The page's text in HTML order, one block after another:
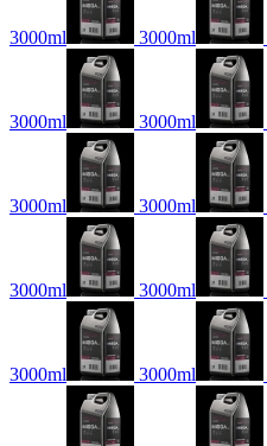
3000ml 3000ml
3000ml 3000ml
3000ml 3000ml
3000ml 3000ml
3000ml 3000ml